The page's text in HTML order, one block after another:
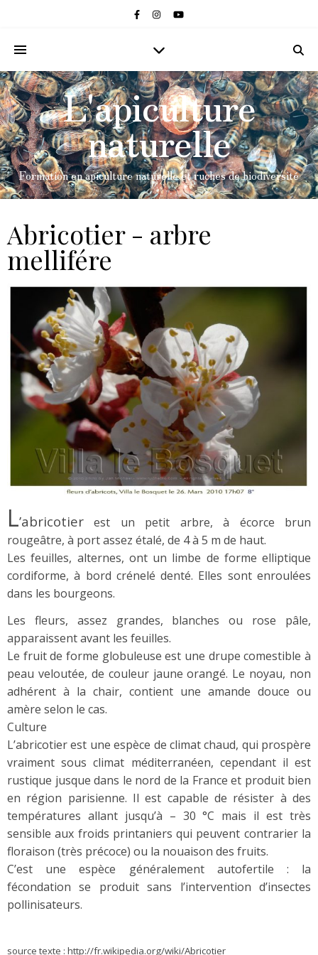
L'apiculture
naturelle
Formation en apiculture naturelle et ruches de biodiversité
Abricotier - arbre
mellifére
L’abricotier
est un petit arbre, à écorce brun
rougeâtre, à port assez étalé, de 4 à 5 m de haut.
Les feuilles, alternes, ont un limbe de forme elliptique
cordiforme, à bord crénelé denté. Elles sont enroulées
dans les bourgeons.
Les fleurs, assez grandes, blanches ou rose pâle,
apparaissent avant les feuilles.
Le fruit de forme globuleuse est une drupe comestible à
peau veloutée, de couleur jaune orangé. Le noyau, non
adhérent à la chair, contient une amande douce ou
amère selon le cas.
Culture
L’abricotier est une espèce de climat chaud, qui prospère
vraiment sous climat méditerranéen, cependant il est
rustique jusque dans le nord de la France et produit bien
en région parisienne. Il est capable de résister à des
températures allant jusqu’à – 30 °C mais il est très
sensible aux froids printaniers qui peuvent contrarier la
floraison (très précoce) ou la nouaison des fruits.
C’est une espèce généralement autofertile : la
fécondation se produit sans l’intervention d’insectes
pollinisateurs.
source texte : http://fr.wikipedia.org/wiki/Abricotier